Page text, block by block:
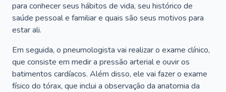
para conhecer seus hábitos de vida, seu histórico de
saúde pessoal e familiar e quais são seus motivos para
estar ali.
Em seguida, o pneumologista vai realizar o exame clínico,
que consiste em medir a pressão arterial e ouvir os
batimentos cardíacos. Além disso, ele vai fazer o exame
físico do tórax, que inclui a observação da anatomia da